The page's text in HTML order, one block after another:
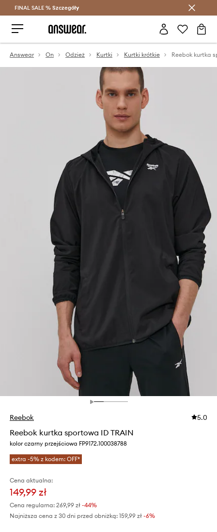
Oszczędzaj z Answear Club >
FINAL SALE % Szczegóły
Answear On Odzież Kurtki Kurtki krótkie Reebok kurtka
Reebok 5.0
Reebok kurtka sportowa ID TRAIN
kolor czarny przejściowa FP9172.100038788
extra -5% z kodem: OFF*
Cena aktualna:
149,99 zł
Cena regularna: 269,99 zł -44%
Najniższa cena z 30 dni przed obniżką: 159,99 zł -6%